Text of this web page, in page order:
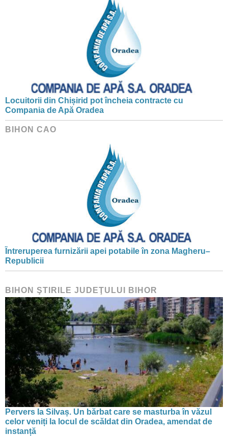
Locuitorii din Chișirid pot încheia contracte cu
Compania de Apă Oradea
BIHON CAO
Întreruperea furnizării apei potabile în zona Magheru–
Republicii
BIHON ŞTIRILE JUDEŢULUI BIHOR
Pervers la Silvaș. Un bărbat care se masturba în văzul
celor veniți la locul de scăldat din Oradea, amendat de
instanță